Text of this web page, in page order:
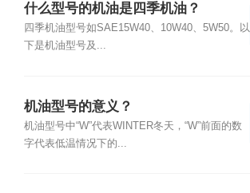
什么型号的机油是四季机油？
四季机油型号如SAE15W40、10W40、5W50。以
下是机油型号及...
机油型号的意义？
机油型号中“W”代表WINTER冬天，“W”前面的数
字代表低温情况下的...